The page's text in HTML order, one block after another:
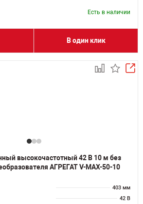
Есть в наличии
В один клик
высокочастотный 42 В 10 м без
АГРЕГАТ V-MAX-50-10
403 мм
42 В